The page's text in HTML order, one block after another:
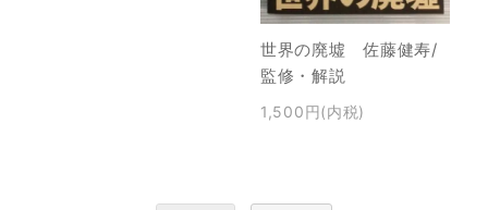
世界の廃墟 佐藤健寿/
監修・解説
1,500円(内税)